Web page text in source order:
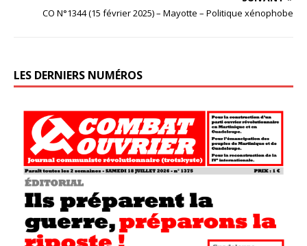
CO N°1344 (15 février 2025) – Mayotte – Politique xénophobe
LES DERNIERS NUMÉROS